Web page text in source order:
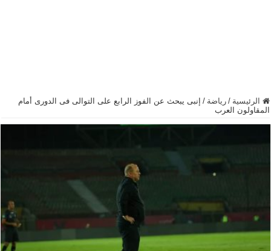
الرئيسية / رياضة / إنبى يبحث عن الفوز الرابع على التوالى فى الدورى أمام
المقاولون العرب